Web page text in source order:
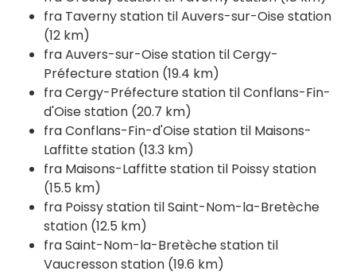
fra Taverny station til Auvers-sur-Oise station
(12 km)
fra Auvers-sur-Oise station til Cergy-
Préfecture station (19.4 km)
fra Cergy-Préfecture station til Conflans-Fin-
d'Oise station (20.7 km)
fra Conflans-Fin-d'Oise station til Maisons-
Laffitte station (13.3 km)
fra Maisons-Laffitte station til Poissy station
(15.5 km)
fra Poissy station til Saint-Nom-la-Bretèche
station (12.5 km)
fra Saint-Nom-la-Bretèche station til
Vaucresson station (19.6 km)